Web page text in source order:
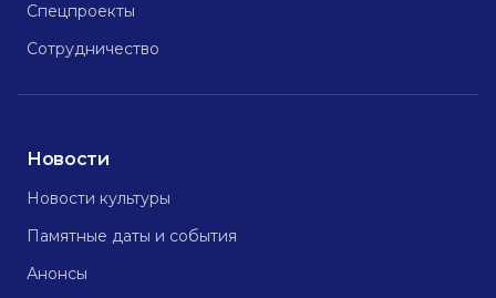
Спецпроекты
Сотрудничество
Новости
Новости культуры
Памятные даты и события
Анонсы